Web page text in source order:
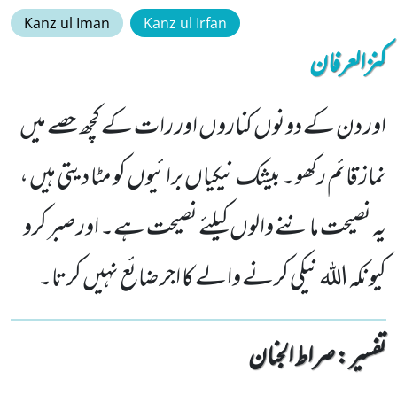
Kanz ul Iman Kanz ul Irfan
کنزالعرفان
اور دن کے دونوں کناروں اور رات کے کچھ حصے میں
نماز قائم رکھو ۔بیشک نیکیاں برائیوں کو مٹا دیتی ہیں ،
یہ نصیحت ماننے والوں کیلئے نصیحت ہے۔ اور صبر کرو
کیونکہ اللہ نیکی کرنے والے کا اجر ضائع نہیں کرتا۔
تفسیر : ‎صراط الجنان